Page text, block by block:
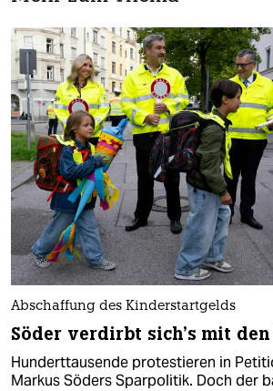
Abschaffung des Kinderstartgelds
Söder verdirbt sich’s mit
Hunderttausende protestieren in
Markus Söders Sparpolitik. Doch der